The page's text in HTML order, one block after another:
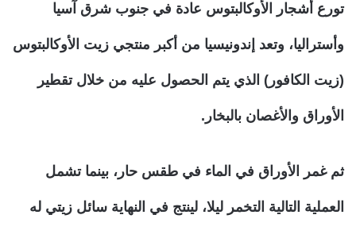
تورع أشجار الأوكالبتوس عادة في جنوب شرق آسيا
وأستراليا، وتعد إندونيسيا من أكبر منتجي زيت الأوكالبتوس
(زيت الكافور) الذي يتم الحصول عليه من خلال تقطير
الأوراق والأغصان بالبخار.
ثم غمر الأوراق في الماء في طقس حار، بينما تشمل
العملية التالية التخمر ليلا، لينتج في النهاية سائل زيتي له